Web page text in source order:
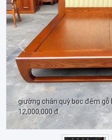
giường chân quỳ bọc đệm gỗ
12,000,000 đ
Trước